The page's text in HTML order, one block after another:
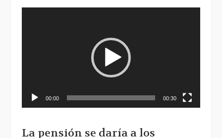
00:00 00:30
La pensión se daría a los